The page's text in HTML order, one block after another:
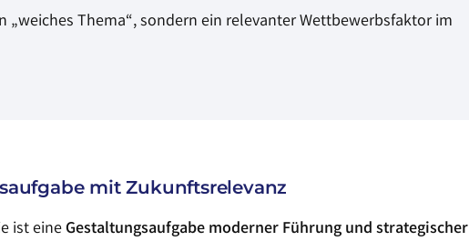
Thema“, sondern ein relevanter Wettbewerbsfaktor im
mit Zukunftsrelevanz
ist eineGestaltungsaufgabe moderner Führung und strategischer